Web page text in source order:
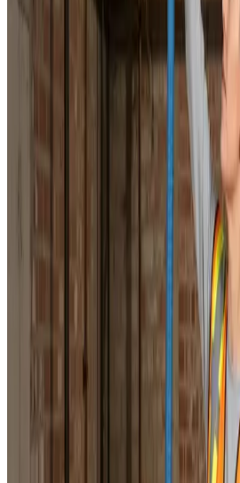
Dokumenteret ventilationsrens